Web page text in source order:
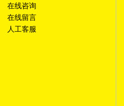
在线咨询
在线留言
人工客服